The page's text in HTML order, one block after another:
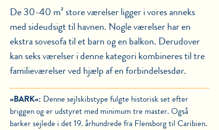
De 30-40 m² store værelser ligger i vores anneks
med sideudsigt til havnen. Nogle værelser har en
ekstra sovesofa til et barn og en balkon. Derudover
kan seks værelser i denne kategori kombineres til tre
familieværelser ved hjælp af en forbindelsesdør.
»BARK«: Denne sejlskibstype fulgte historisk set efter
briggen og er udstyret med minimum tre master. Også
barker sejlede i det 19. århundrede fra Flensborg til Caribien.